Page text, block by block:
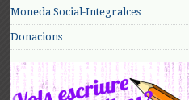
Moneda Social-Integralces
Donacions